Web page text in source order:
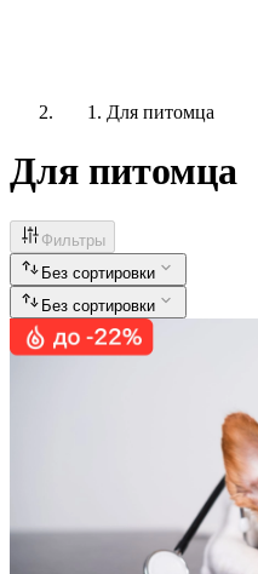
Для питомца
Для питомца
Фильтры
Без сортировки
Без сортировки